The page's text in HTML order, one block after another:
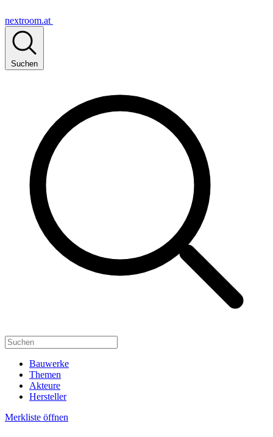
nextroom.at
Suchen
Bauwerke
Themen
Akteure
Hersteller
Merkliste öffnen